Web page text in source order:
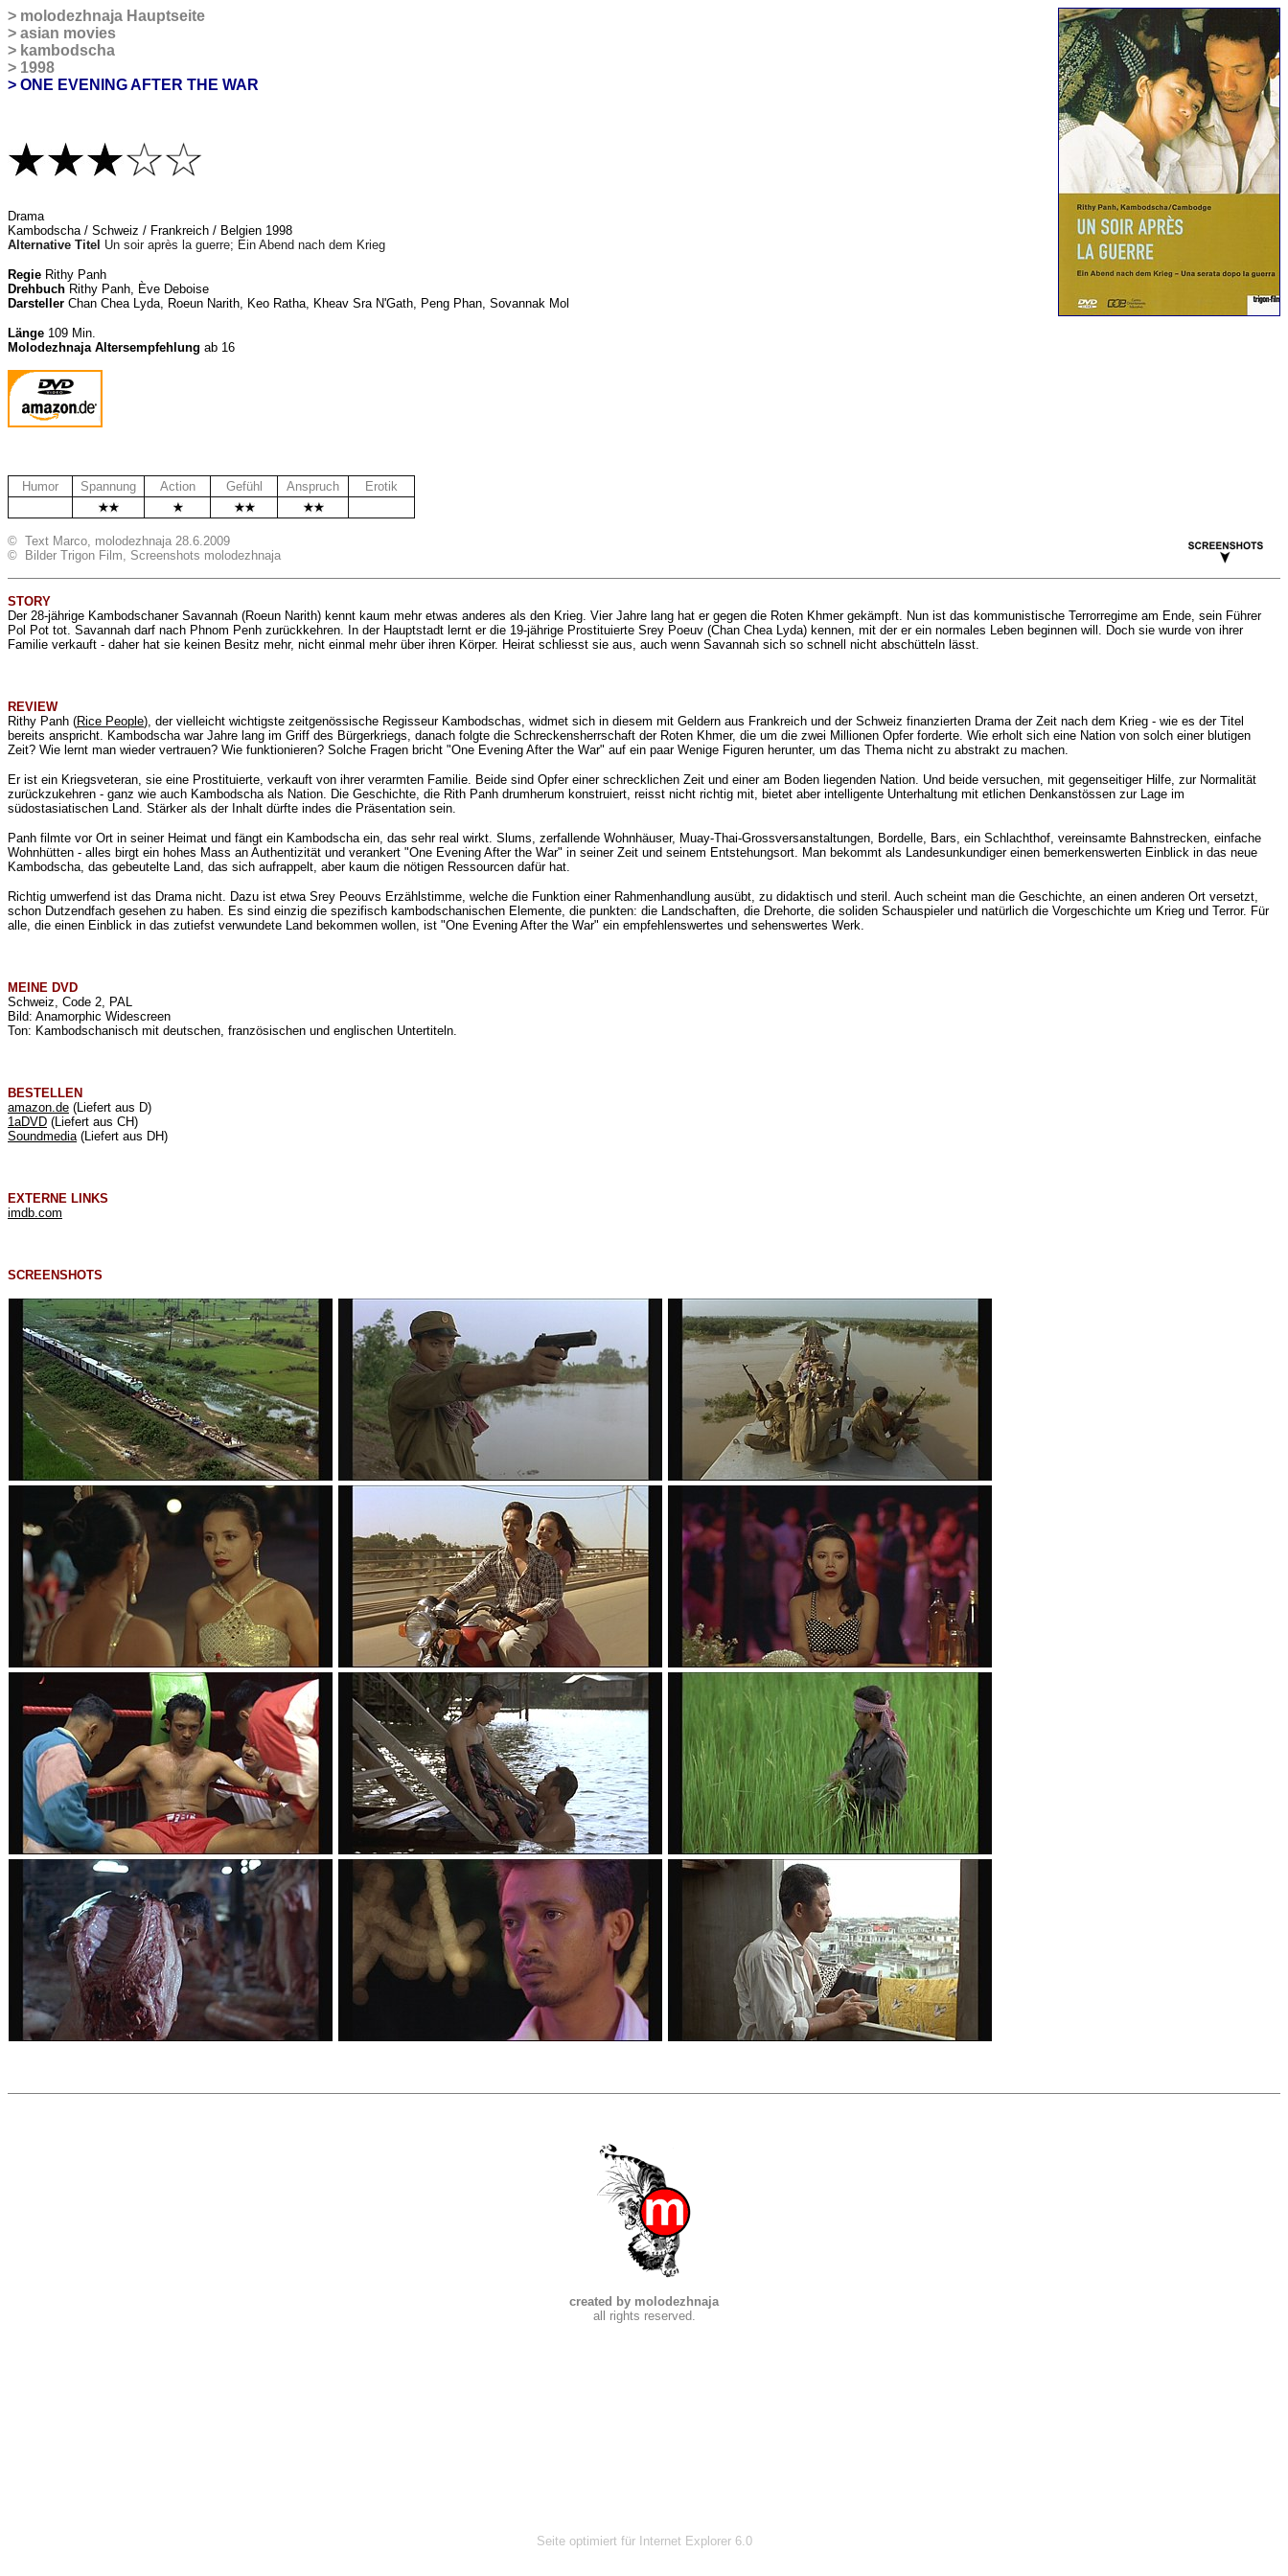
> molodezhnaja Hauptseite
> asian movies
> kambodscha
> 1998
> ONE EVENING AFTER THE WAR
Drama
Kambodscha / Schweiz / Frankreich / Belgien 1998
Alternative Titel Un soir après la guerre; Ein Abend nach dem Krieg
Regie Rithy Panh
Drehbuch Rithy Panh, Ève Deboise
Darsteller Chan Chea Lyda, Roeun Narith, Keo Ratha, Kheav Sra N'Gath, Peng Phan, Sovannak Mol
Länge 109 Min.
Molodezhnaja Altersempfehlung ab 16
Humor Spannung Action Gefühl Anspruch
Erotik
© Text Marco, molodezhnaja 28.6.2009
© Bilder Trigon Film, Screenshots molodezhnaja
STORY
Der 28-jährige Kambodschaner Savannah (Roeun Narith) kennt kaum mehr etwas anderes als den Krieg. Vier Jahre lang hat er gegen die Roten Khmer gekämpft. Nun ist das kommunistische Terrorregime am Ende, sein Führer
Pol Pot tot. Savannah darf nach Phnom Penh zurückkehren. In der Hauptstadt lernt er die 19-jährige Prostituierte Srey Poeuv (Chan Chea Lyda) kennen, mit der er ein normales Leben beginnen will. Doch sie wurde von ihrer
Familie verkauft - daher hat sie keinen Besitz mehr, nicht einmal mehr über ihren Körper. Heirat schliesst sie aus, auch wenn Savannah sich so schnell nicht abschütteln lässt.
REVIEW
Rithy Panh (Rice People), der vielleicht wichtigste zeitgenössische Regisseur Kambodschas, widmet sich in diesem mit Geldern aus Frankreich und der Schweiz finanzierten Drama der Zeit nach dem Krieg - wie es der Titel
bereits anspricht. Kambodscha war Jahre lang im Griff des Bürgerkriegs, danach folgte die Schreckensherrschaft der Roten Khmer, die um die zwei Millionen Opfer forderte. Wie erholt sich eine Nation von solch einer blutigen
Zeit? Wie lernt man wieder vertrauen? Wie funktionieren? Solche Fragen bricht "One Evening After the War" auf ein paar Wenige Figuren herunter, um das Thema nicht zu abstrakt zu machen.
Er ist ein Kriegsveteran, sie eine Prostituierte, verkauft von ihrer verarmten Familie. Beide sind Opfer einer schrecklichen Zeit und einer am Boden liegenden Nation. Und beide versuchen, mit gegenseitiger Hilfe, zur Normalität
zurückzukehren - ganz wie auch Kambodscha als Nation. Die Geschichte, die Rith Panh drumherum konstruiert, reisst nicht richtig mit, bietet aber intelligente Unterhaltung mit etlichen Denkanstössen zur Lage im
südostasiatischen Land. Stärker als der Inhalt dürfte indes die Präsentation sein.
Panh filmte vor Ort in seiner Heimat und fängt ein Kambodscha ein, das sehr real wirkt. Slums, zerfallende Wohnhäuser, Muay-Thai-Grossversanstaltungen, Bordelle, Bars, ein Schlachthof, vereinsamte Bahnstrecken, einfache
Wohnhütten - alles birgt ein hohes Mass an Authentizität und verankert "One Evening After the War" in seiner Zeit und seinem Entstehungsort. Man bekommt als Landesunkundiger einen bemerkenswerten Einblick in das neue
Kambodscha, das gebeutelte Land, das sich aufrappelt, aber kaum die nötigen Ressourcen dafür hat.
Richtig umwerfend ist das Drama nicht. Dazu ist etwa Srey Peouvs Erzählstimme, welche die Funktion einer Rahmenhandlung ausübt, zu didaktisch und steril. Auch scheint man die Geschichte, an einen anderen Ort versetzt,
schon Dutzendfach gesehen zu haben. Es sind einzig die spezifisch kambodschanischen Elemente, die punkten: die Landschaften, die Drehorte, die soliden Schauspieler und natürlich die Vorgeschichte um Krieg und Terror. Für
alle, die einen Einblick in das zutiefst verwundete Land bekommen wollen, ist "One Evening After the War" ein empfehlenswertes und sehenswertes Werk.
MEINE DVD
Schweiz, Code 2, PAL
Bild: Anamorphic Widescreen
Ton: Kambodschanisch mit deutschen, französischen und englischen Untertiteln.
BESTELLEN
amazon.de (Liefert aus D)
1aDVD (Liefert aus CH)
Soundmedia(Liefert aus DH)
EXTERNE LINKS
imdb.com
SCREENSHOTS
created by molodezhnaja
all rights reserved.
Seite optimiert für Internet Explorer 6.0